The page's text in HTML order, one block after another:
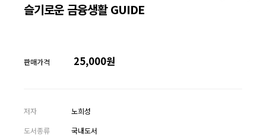
슬기로운 금융생활 GUIDE
판매가격 25,000원
저자
노희성
도서종류
국내도서